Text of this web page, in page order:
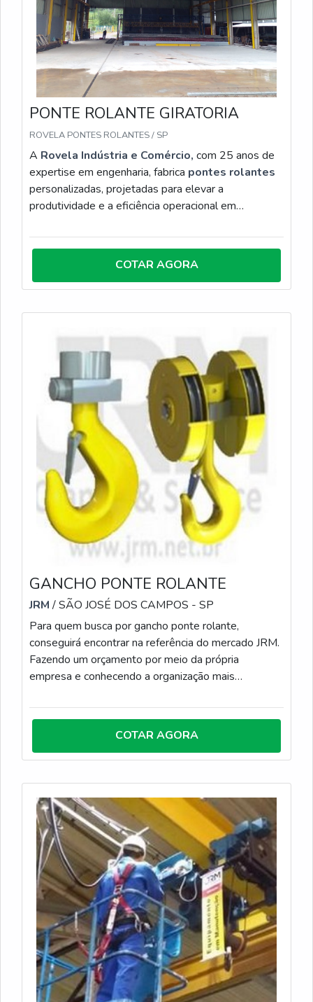
PONTE ROLANTE GIRATORIA
ROVELA PONTES ROLANTES / SP
A Rovela Indústria e Comércio, com 25 anos de
expertise em engenharia, fabrica pontes rolantes
personalizadas, projetadas para elevar a
produtividade e a eficiência operacional em
configurações apoiadas, suspensas ou especiais,
nossas estruturas são dimensionadas conforme a
carga e o layout, garantindo movimentação precisa
de grandes volumes e otimização do espaço fabril.
normas técnicas, abrangendo desde o projeto e
instalação até testes de comissionamento e
treinamento. Ao eliminar o esforço manual crítico e
reduzir riscos operacionais, nossas pontes rolantes
asseguram durabilidade superior e alto desempenho
para processos de movimentação de carga contínua.
COTAR AGORA
GANCHO PONTE ROLANTE
JRM/ SÃO JOSÉ DOS CAMPOS - SP
Para quem busca por gancho ponte rolante,
conseguirá encontrar na referência do mercado JRM.
Fazendo um orçamento por meio da própria
empresa e conhecendo a organização mais
IMPORTANTES DE GANCHO PONTE
ROLANTEQuem quer achar gancho ponte rolante
em uma empresa altamente qualificada, chega até a
JRM. É possível encontrar inspeções de lingas e
qualidade final para a fidelização do cliente.Não
obstante, quando falamos em gancho ponte rolante,
na essência da empresa, a mesma deve prezar
pelos produtos e serviços com ótima qualidade e
assertividade, pontos importantes que ficam de fora
no planejamento de empresas que visam apenas o
lucro, deixando a desejar nos outros fatores.É
importante lembrar que o serviço deve sempre ser
prestado por empresas especializadas no
segmento. Esse tipo de cuidado ajuda a garantir a
qualidade e assertividade do serviço, além de evitar
prejuízos com imprevistos e execuções mal
elaboradas. Assim, é possível poupar gastos
COTAR AGORA